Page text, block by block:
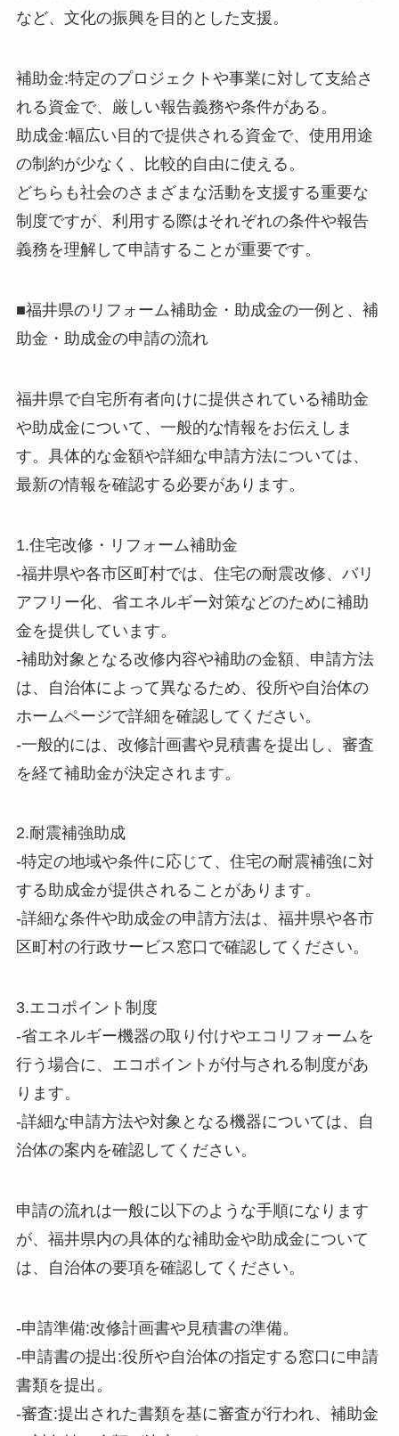
など、文化の振興を目的とした支援。
補助金:特定のプロジェクトや事業に対して支給さ
れる資金で、厳しい報告義務や条件がある。
助成金:幅広い目的で提供される資金で、使用用途
の制約が少なく、比較的自由に使える。
どちらも社会のさまざまな活動を支援する重要な
制度ですが、利用する際はそれぞれの条件や報告
義務を理解して申請することが重要です。
■福井県のリフォーム補助金・助成金の一例と、補
助金・助成金の申請の流れ
福井県で自宅所有者向けに提供されている補助金
や助成金について、一般的な情報をお伝えしま
す。具体的な金額や詳細な申請方法については、
最新の情報を確認する必要があります。
1.住宅改修・リフォーム補助金
-福井県や各市区町村では、住宅の耐震改修、バリ
アフリー化、省エネルギー対策などのために補助
金を提供しています。
-補助対象となる改修内容や補助の金額、申請方法
は、自治体によって異なるため、役所や自治体の
ホームページで詳細を確認してください。
-一般的には、改修計画書や見積書を提出し、審査
を経て補助金が決定されます。
2.耐震補強助成
-特定の地域や条件に応じて、住宅の耐震補強に対
する助成金が提供されることがあります。
-詳細な条件や助成金の申請方法は、福井県や各市
区町村の行政サービス窓口で確認してください。
3.エコポイント制度
-省エネルギー機器の取り付けやエコリフォームを
行う場合に、エコポイントが付与される制度があ
ります。
-詳細な申請方法や対象となる機器については、自
治体の案内を確認してください。
申請の流れは一般に以下のような手順になります
が、福井県内の具体的な補助金や助成金について
は、自治体の要項を確認してください。
-申請準備:改修計画書や見積書の準備。
-申請書の提出:役所や自治体の指定する窓口に申請
書類を提出。
-審査:提出された書類を基に審査が行われ、補助金